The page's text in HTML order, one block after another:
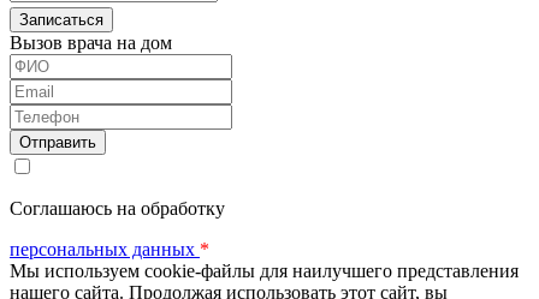
Вызов врача на дом
ФИО
Email
Телефон
Соглашаюсь на обработку
персональных данных *
Мы используем cookie-файлы для наилучшего представления
нашего сайта. Продолжая использовать этот сайт, вы